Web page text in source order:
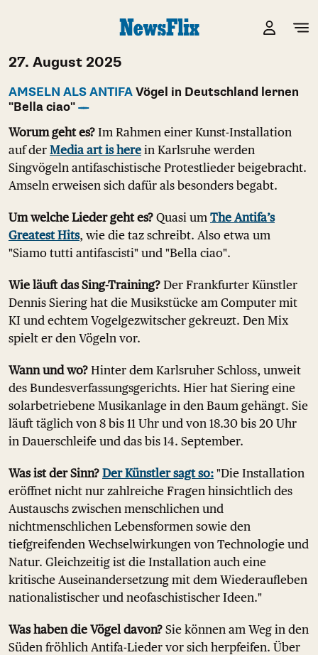
27. August 2025
AMSELN ALS ANTIFA Vögel in Deutschland lernen
"Bella ciao"
Worum geht es? Im Rahmen einer Kunst-Installation
auf der Media art is here in Karlsruhe werden
Singvögeln antifaschistische Protestlieder beigebracht.
Amseln erweisen sich dafür als besonders begabt.
Um welche Lieder geht es? Quasi um The Antifa’s
Greatest Hits, wie die taz schreibt. Also etwa um
"Siamo tutti antifascisti" und "Bella ciao".
Wie läuft das Sing-Training? Der Frankfurter Künstler
Dennis Siering hat die Musikstücke am Computer mit
KI und echtem Vogelgezwitscher gekreuzt. Den Mix
spielt er den Vögeln vor.
Wann und wo? Hinter dem Karlsruher Schloss, unweit
des Bundesverfassungsgerichts. Hier hat Siering eine
solarbetriebene Musikanlage in den Baum gehängt. Sie
läuft täglich von 8 bis 11 Uhr und von 18.30 bis 20 Uhr
in Dauerschleife und das bis 14. September.
Was ist der Sinn? Der Künstler sagt so: "Die Installation
eröffnet nicht nur zahlreiche Fragen hinsichtlich des
Austauschs zwischen menschlichen und
nichtmenschlichen Lebensformen sowie den
tiefgreifenden Wechselwirkungen von Technologie und
Natur. Gleichzeitig ist die Installation auch eine
kritische Auseinandersetzung mit dem Wiederaufleben
nationalistischer und neofaschistischer Ideen."
Was haben die Vögel davon? Sie können am Weg in den
Süden fröhlich Antifa-Lieder vor sich herpfeifen. Über